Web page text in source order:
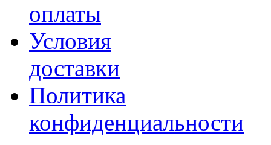
оплаты
Условия
доставки
Политика
конфиденциальности